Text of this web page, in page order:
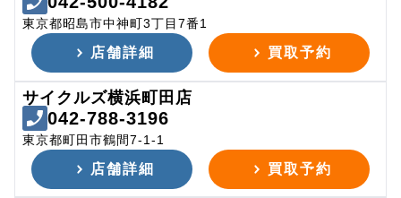
東京都昭島市中神町3丁目7番1
店舗詳細 買取予約
サイクルズ横浜町田店
042-788-3196
東京都町田市鶴間7-1-1
店舗詳細 買取予約